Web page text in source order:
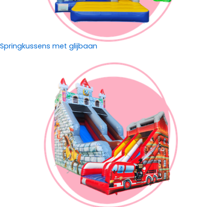
Springkussens met glijbaan